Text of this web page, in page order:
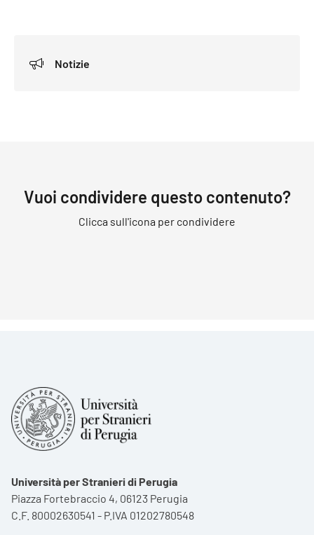
Notizie
Vuoi condividere questo contenuto?
Clicca sull'icona per condividere
Università per Stranieri di Perugia
Piazza Fortebraccio 4, 06123 Perugia
C.F. 80002630541 - P.IVA 01202780548